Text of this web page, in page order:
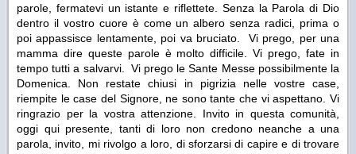
parole, fermatevi un istante e riflettete. Senza la Parola di Dio
dentro il vostro cuore è come un albero senza radici, prima o
poi appassisce lentamente, poi va bruciato. Vi prego, per una
mamma dire queste parole è molto difficile. Vi prego, fate in
tempo tutti a salvarvi. Vi prego le Sante Messe possibilmente la
Domenica. Non restate chiusi in pigrizia nelle vostre case,
riempite le case del Signore, ne sono tante che vi aspettano. Vi
ringrazio per la vostra attenzione. Invito in questa comunità,
oggi qui presente, tanti di loro non credono neanche a una
parola, invito, mi rivolgo a loro, di sforzarsi di capire e di trovare